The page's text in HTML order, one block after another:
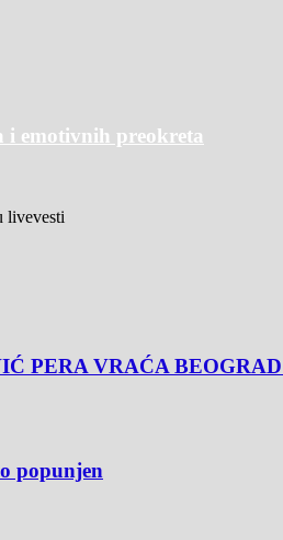
i emotivnih preokreta
livevesti
PERA VRAĆA
popunjen